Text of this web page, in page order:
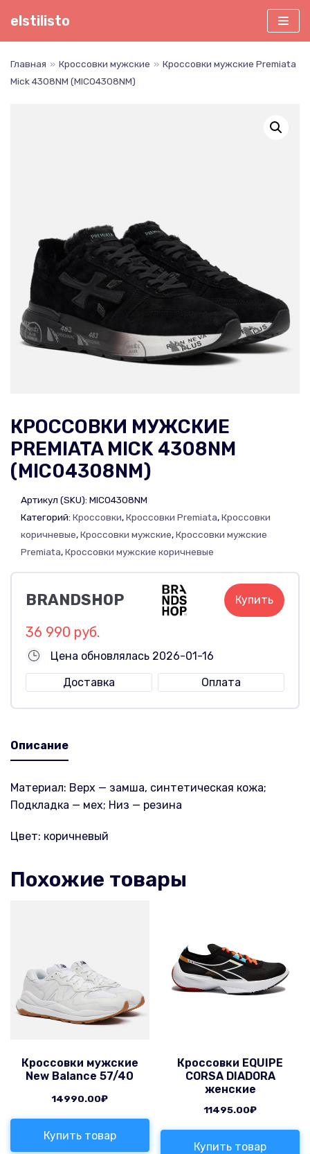
Перейти
elstilisto
Главная » Кроссовки мужские » Кроссовки мужские Premiata
Mick 4308NM (MIC04308NM)
КРОССОВКИ МУЖСКИЕ
PREMIATA MICK 4308NM
(MIC04308NM)
Артикул (SKU): MIC04308NM
Категорий: Кроссовки,Кроссовки Premiata,Кроссовки
коричневые,Кроссовки мужские,Кроссовки мужские
Premiata,Кроссовки мужские коричневые
BRANDSHOP Купить
36 990 руб.
Цена обновлялась 2026-01-16
Доставка
Оплата
Описание
Материал: Верх — замша, синтетическая кожа;
Подкладка — мех; Низ — резина
Цвет: коричневый
Похожие товары
Кроссовки мужские
New Balance 57/40
14990.00₽
Купить товар
Кроссовки EQUIPE
CORSA DIADORA
женские
11495.00₽
Купить товар